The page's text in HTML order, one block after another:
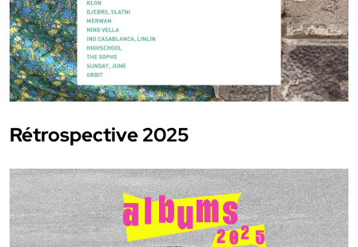
Rétrospective 2025